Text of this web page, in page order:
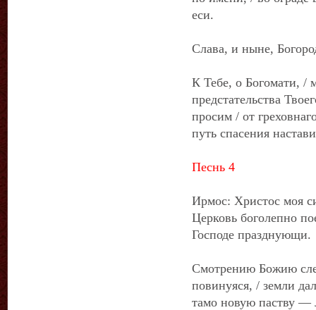
еси.
Слава, и ныне,
К Тебе, о Богомати, /
предстательства
просим / от
путь спасения
Песнь 4
Ирмос: Христос моя
Церковь боголепно
Господе празднующи.
Смотрению Божию
повинуяся, / земли
тамо новую паству —